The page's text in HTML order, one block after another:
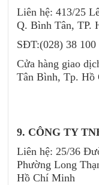
Liên hệ: 413/25
Q. Bình Tân, TP.
SĐT:(028) 38 100
Cửa hàng giao
Tân Bình, Tp. Hồ
9. CÔNG TY
Liên hệ: 25/36
Phường Long
Hồ Chí Minh